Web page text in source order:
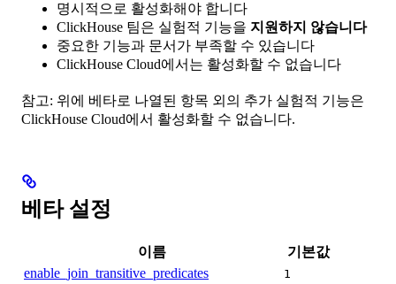
명시적으로 활성화해야 합니다
ClickHouse 팀은 실험적 기능을 지원하지 않습니다
중요한 기능과 문서가 부족할 수 있습니다
ClickHouse Cloud에서는 활성화할 수 없습니다
참고: 위에 베타로 나열된 항목 외의 추가 실험적 기능은
ClickHouse Cloud에서 활성화할 수 없습니다.
베타 설정
이름
기본값
enable_join_transitive_predicates
1